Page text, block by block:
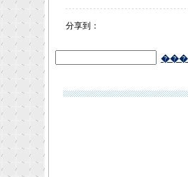
分享到：